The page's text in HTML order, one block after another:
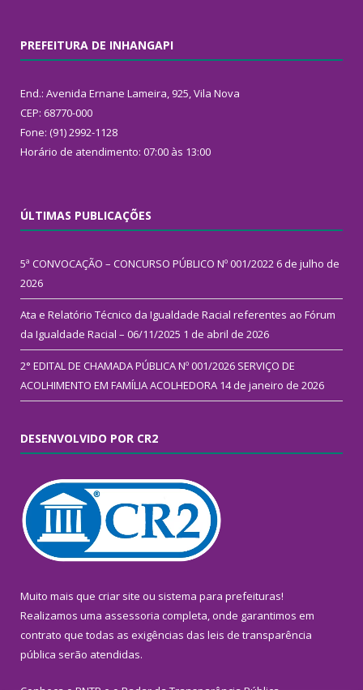
PREFEITURA DE INHANGAPI
End.: Avenida Ernane Lameira, 925, Vila Nova
CEP: 68770-000
Fone: (91) 2992-1128
Horário de atendimento: 07:00 às 13:00
ÚLTIMAS PUBLICAÇÕES
5ª CONVOCAÇÃO – CONCURSO PÚBLICO Nº 001/2022 6 de julho de
2026
Ata e Relatório Técnico da Igualdade Racial referentes ao Fórum
da Igualdade Racial – 06/11/2025 1 de abril de 2026
2° EDITAL DE CHAMADA PÚBLICA Nº 001/2026 SERVIÇO DE
ACOLHIMENTO EM FAMÍLIA ACOLHEDORA 14 de janeiro de 2026
DESENVOLVIDO POR CR2
Muito mais que criar site ou sistema para prefeituras!
Realizamos uma assessoria completa, onde garantimos em
contrato que todas as exigências das leis de transparência
pública serão atendidas.